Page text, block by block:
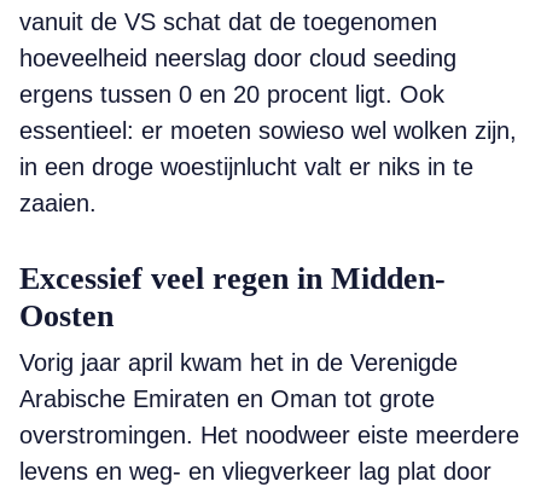
vanuit de VS schat dat de toegenomen
hoeveelheid neerslag door cloud seeding
ergens tussen 0 en 20 procent ligt. Ook
essentieel: er moeten sowieso wel wolken zijn,
in een droge woestijnlucht valt er niks in te
zaaien.
Excessief veel regen in Midden-
Oosten
Vorig jaar april kwam het in de Verenigde
Arabische Emiraten en Oman tot grote
overstromingen. Het noodweer eiste meerdere
levens en weg- en vliegverkeer lag plat door